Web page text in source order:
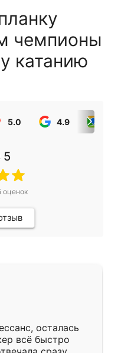
чемпионы
катанию
5.0 4.9
5
оценок
осталась
всё быстро